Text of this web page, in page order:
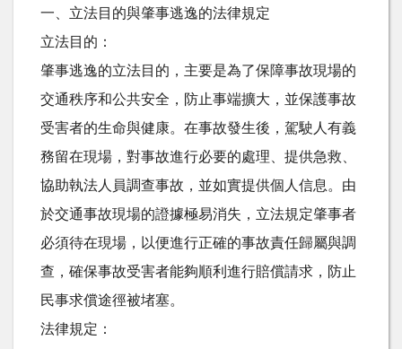
一、立法目的與肇事逃逸的法律規定
立法目的：
肇事逃逸的立法目的，主要是為了保障事故現場的
交通秩序和公共安全，防止事端擴大，並保護事故
受害者的生命與健康。在事故發生後，駕駛人有義
務留在現場，對事故進行必要的處理、提供急救、
協助執法人員調查事故，並如實提供個人信息。由
於交通事故現場的證據極易消失，立法規定肇事者
必須待在現場，以便進行正確的事故責任歸屬與調
查，確保事故受害者能夠順利進行賠償請求，防止
民事求償途徑被堵塞。
法律規定：